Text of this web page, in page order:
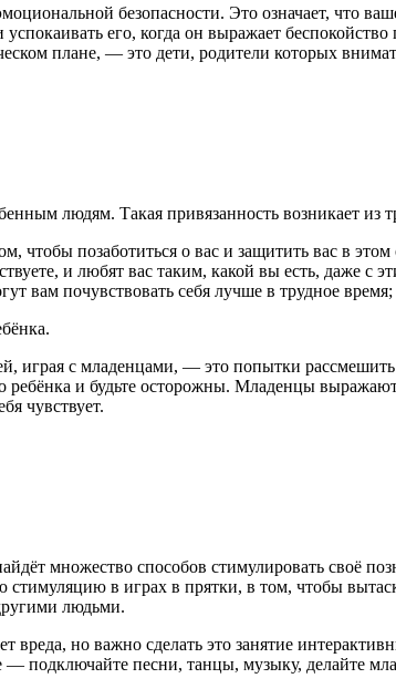
безопасности. Это означает, что
его, когда он выражает
плане, — это дети, родители которых
людям. Такая привязанность возникает из
чтобы позаботиться о вас и защитить вас в
и любят вас таким, какой вы есть, даже с
вам почувствовать себя лучше в трудное время;
с младенцами, — это попытки
ребёнка и будьте осторожны. Младенцы
чувствует.
множество способов стимулировать своё
в играх в прятки, в том, чтобы
людьми.
но важно сделать это занятие
— подключайте песни, танцы, музыку, делайте